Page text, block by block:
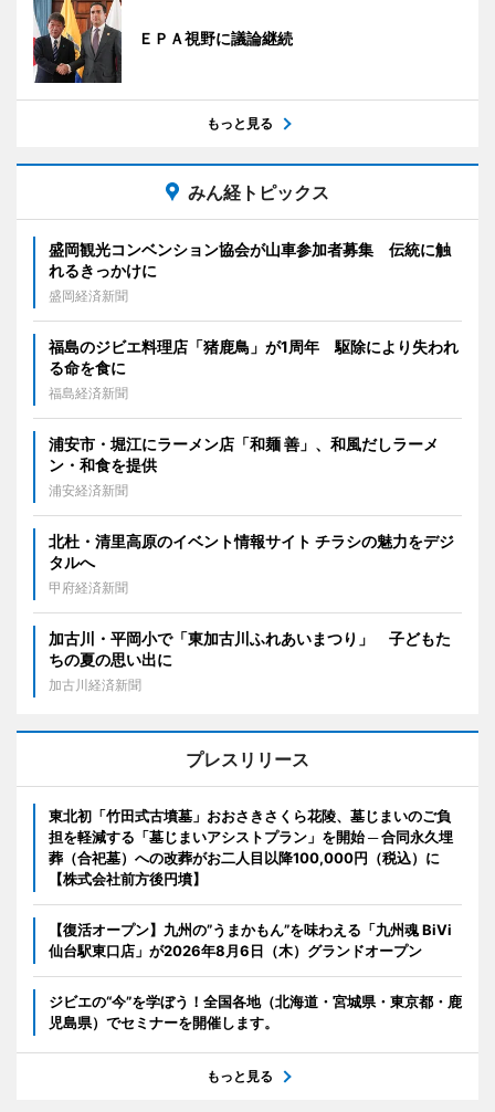
ＥＰＡ視野に議論継続
もっと見る
みん経トピックス
盛岡観光コンベンション協会が山車参加者募集 伝統に触
れるきっかけに
盛岡経済新聞
福島のジビエ料理店「猪鹿鳥」が1周年 駆除により失われ
る命を食に
福島経済新聞
浦安市・堀江にラーメン店「和麺 善」、和風だしラーメ
ン・和食を提供
浦安経済新聞
北杜・清里高原のイベント情報サイト チラシの魅力をデジ
タルへ
甲府経済新聞
加古川・平岡小で「東加古川ふれあいまつり」 子どもた
ちの夏の思い出に
加古川経済新聞
プレスリリース
東北初「竹田式古墳墓」おおさきさくら花陵、墓じまいのご負
担を軽減する「墓じまいアシストプラン」を開始 ─ 合同永久埋
葬（合祀墓）への改葬がお二人目以降100,000円（税込）に
【株式会社前方後円墳】
【復活オープン】九州の”うまかもん”を味わえる「九州魂 BiVi
仙台駅東口店」が2026年8月6日（木）グランドオープン
ジビエの“今”を学ぼう！全国各地（北海道・宮城県・東京都・鹿
児島県）でセミナーを開催します。
もっと見る